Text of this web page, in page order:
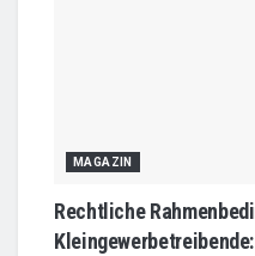
MAGAZIN
Rechtliche